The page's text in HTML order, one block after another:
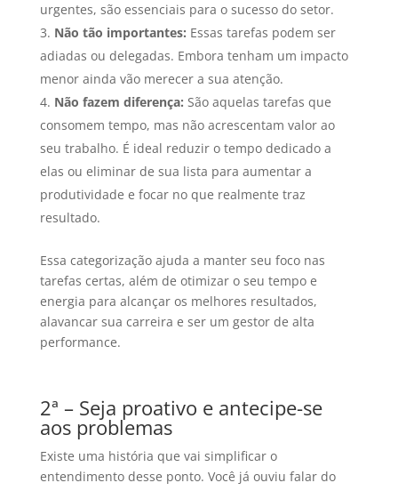
urgentes, são essenciais para o sucesso do setor.
Não tão importantes: Essas tarefas podem ser
adiadas ou delegadas. Embora tenham um impacto
menor ainda vão merecer a sua atenção.
Não fazem diferença: São aquelas tarefas que
consomem tempo, mas não acrescentam valor ao
seu trabalho. É ideal reduzir o tempo dedicado a
elas ou eliminar de sua lista para aumentar a
produtividade e focar no que realmente traz
resultado.
Essa categorização ajuda a manter seu foco nas
tarefas certas, além de otimizar o seu tempo e
energia para alcançar os melhores resultados,
alavancar sua carreira e ser um gestor de alta
performance.
2ª – Seja proativo e antecipe-se
aos problemas
Existe uma história que vai simplificar o
entendimento desse ponto. Você já ouviu falar do